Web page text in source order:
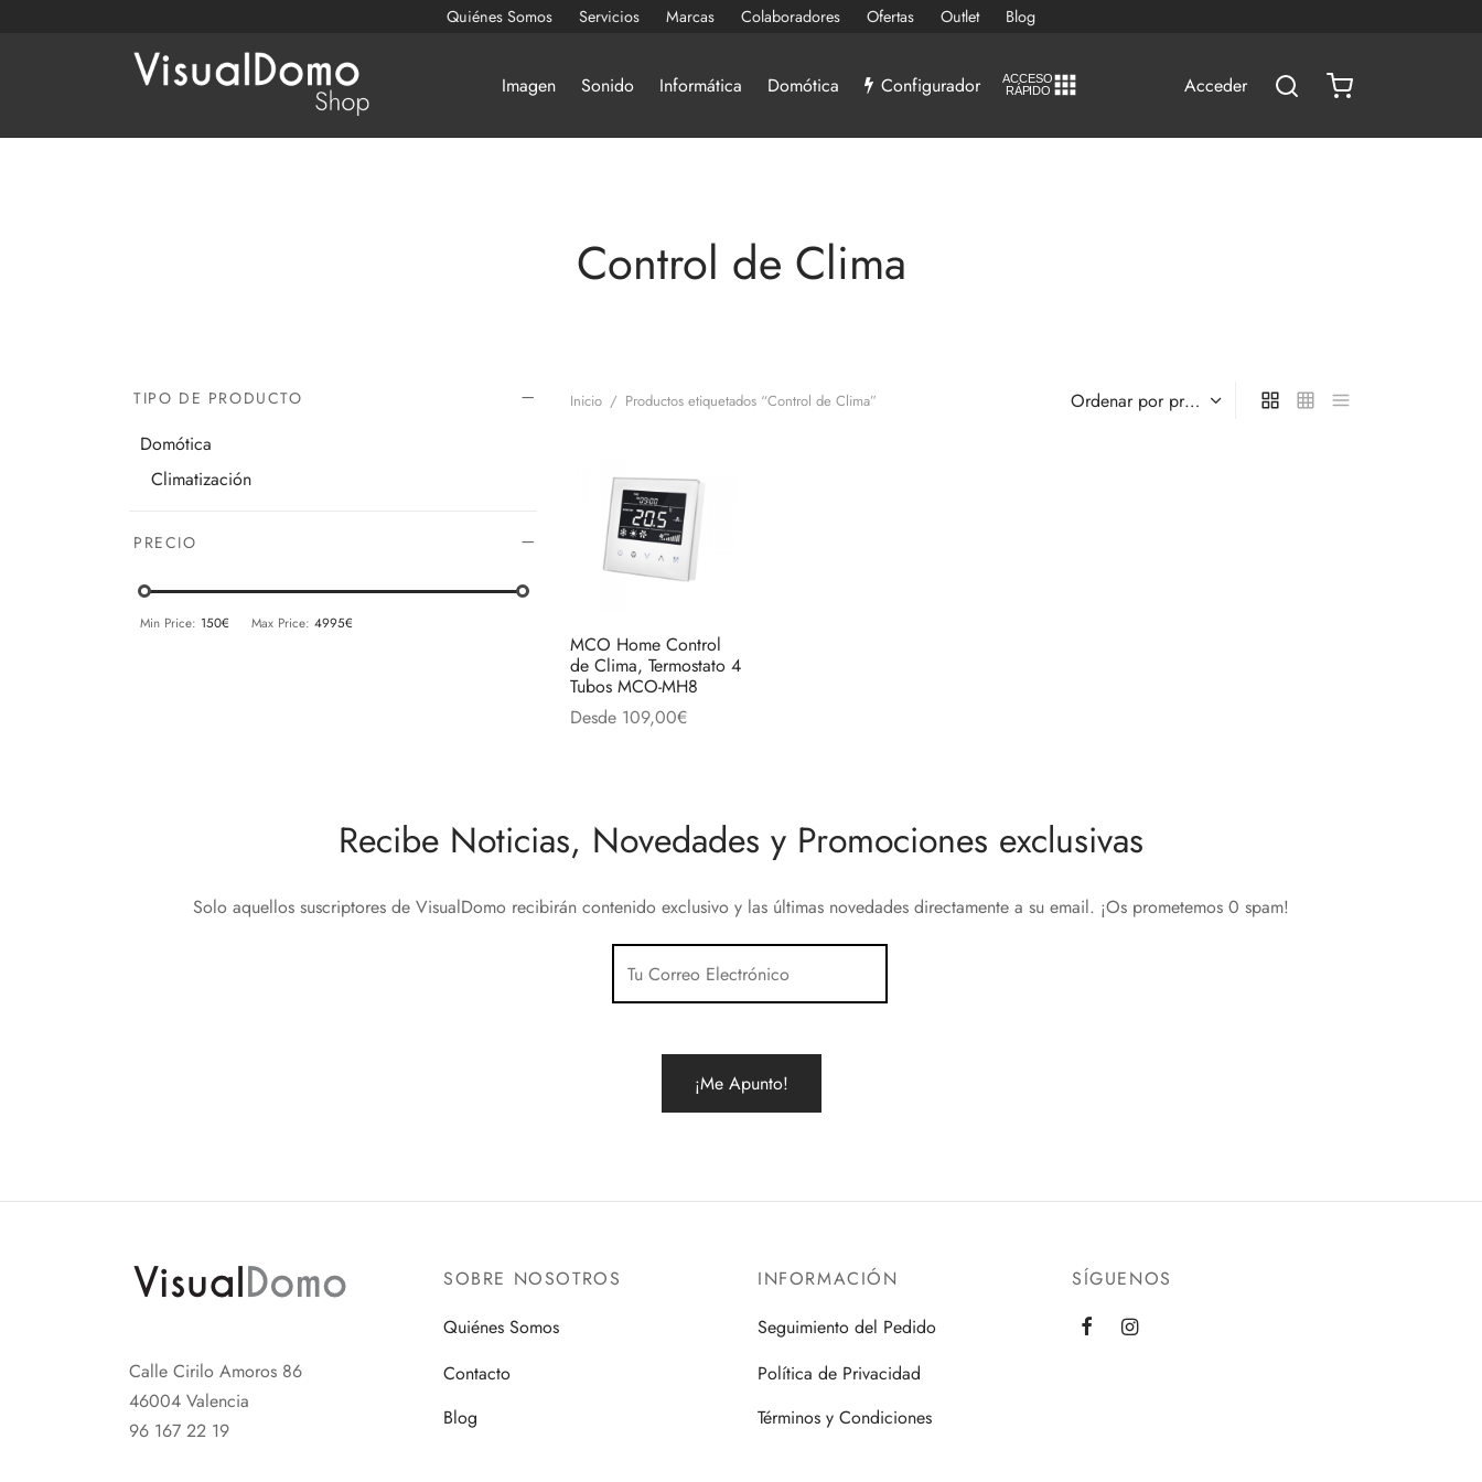
Quiénes Somos Servicios Marcas Colaboradores Ofertas Outlet Blog
Imagen Sonido Informática Domótica Configurador ACCESO
RÁPIDO Acceder
Control de Clima
TIPO DE PRODUCTO
Domótica
Climatización
PRECIO
Min Price: 150€ Max Price: 4995€
Inicio / Productos etiquetados “Control de Clima”
MCO Home Control
de Clima, Termostato 4
Tubos MCO-MH8
Desde 109,00€
múltiples
variantes.
Las
opciones
se
pueden
la
página
Recibe Noticias, Novedades y Promociones exclusivas
Solo aquellos suscriptores de VisualDomo recibirán contenido exclusivo y las últimas novedades directamente a su email. ¡Os prometemos 0 spam!
Calle Cirilo Amoros 86
46004 Valencia
96 167 22 19
SOBRE NOSOTROS
Quiénes Somos
Contacto
Blog
INFORMACIÓN
Seguimiento del Pedido
Política de Privacidad
Términos y Condiciones
SÍGUENOS